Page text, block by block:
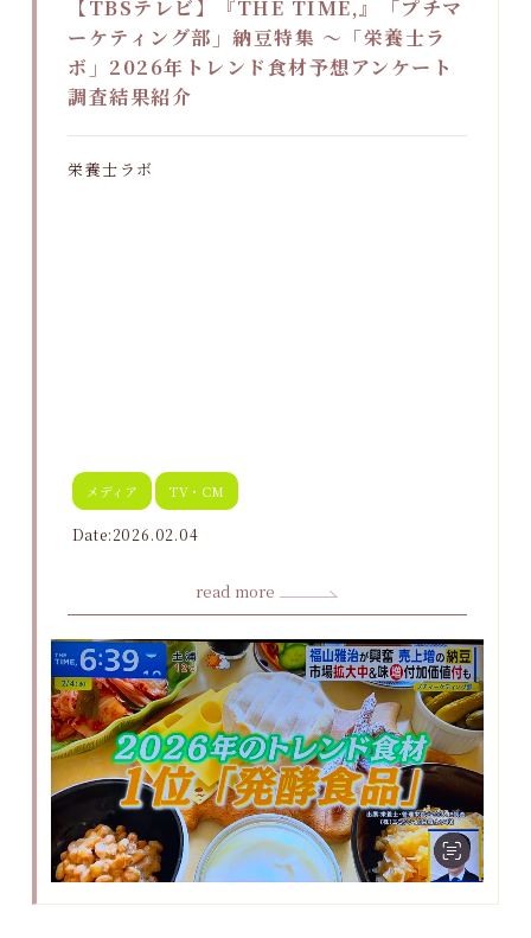
【TBSテレビ】『THE TIME,』「プチマ
ーケティング部」納豆特集 ～「栄養士ラ
ボ」2026年トレンド食材予想アンケート
調査結果紹介
栄養士ラボ
メディア TV・CM
Date:2026.02.04
read more